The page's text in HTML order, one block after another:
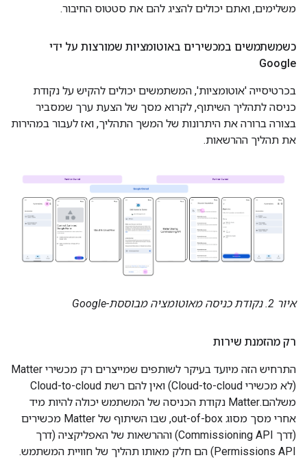
משלימים, ואתם יכולים להציג להם את סטטוס החיבור.
כשמשתמשים במכשירים באוטומציות שמורצות על ידי
Google
בכרטיסייה 'אוטומציות', המשתמשים יכולים להקיש על נקודת
כניסה לתהליך השיתוף, לקרוא מסך של הצעת ערך שמסביר
בצורה ברורה את היתרונות של המשך התהליך, ואז לעבור במהירות
את תהליך ההרשאות.
איור 2. נקודת כניסה מאוטומציה מבוססת-Google
רק מהזמנת שירות
התרחיש הזה מיועד בעיקר לשותפים שמייצרים רק מכשירי Matter
(לא מכשירי Cloud-to-cloud) ואין להם רשת Cloud-to-cloud
משלהם.Matter נקודת הכניסה של המשתמש יכולה להיות מיד
אחרי מסך מסוג out-of-box, שבו השיתוף של
Matter מכשירים
(דרך Commissioning API) וההרשאות של האפליקציה (דרך
Permissions API) הם חלק מאותו תהליך של חוויית המשתמש.